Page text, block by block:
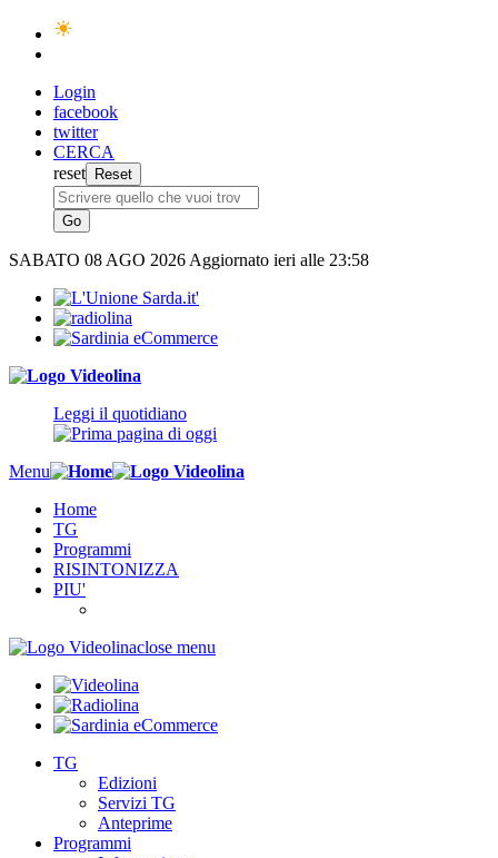
Login
facebook
twitter
CERCA
reset
SABATO 08 AGO 2026 Aggiornato ieri alle 23:58
Leggi il quotidiano
Menu
Home
TG
Programmi
RISINTONIZZA
PIU'
close menu
TG
Edizioni
Servizi TG
Anteprime
Programmi